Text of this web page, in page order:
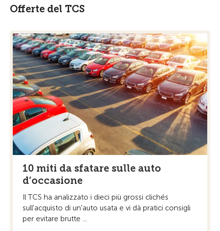
Offerte del TCS
10 miti da sfatare sulle auto
d’occasione
Il TCS ha analizzato i dieci più grossi clichés
sull'acquisto di un'auto usata e vi dà pratici consigli
per evitare brutte ...